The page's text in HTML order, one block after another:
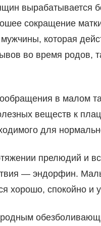
вырабатывается
сокращение
которая
во время родов,
в малом
веществ к
для
прелюдий и
— эндорфин.
хорошо, спокойно и